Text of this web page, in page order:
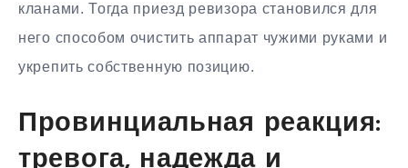
кланами. Тогда приезд ревизора становился для
него способом очистить аппарат чужими руками и
укрепить собственную позицию.
Провинциальная реакция:
тревога, надежда и